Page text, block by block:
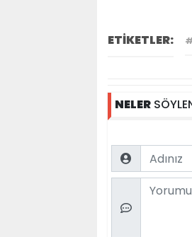
ETİKETLER:
NELER
Name
Comment